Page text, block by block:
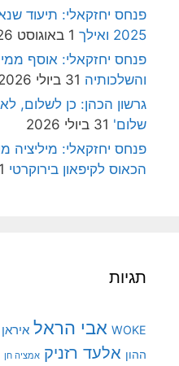
פנחס יחזקאלי: תיעוד
2025 ואילך
1 באוגוסט 2026
פנחס יחזקאלי: אוסף
והשלכותיה 31 ביולי 2026
גרשון הכהן: כן לשלום,
שלום' 31 ביולי 2026
פנחס יחזקאלי: מיליציה
הכאוס לקיפאון בירוקרטי
תגיות
WOKE אבי הראל איראן
ההון אלעד רזניק אמציה חן